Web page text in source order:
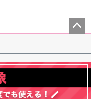
ップ
へ